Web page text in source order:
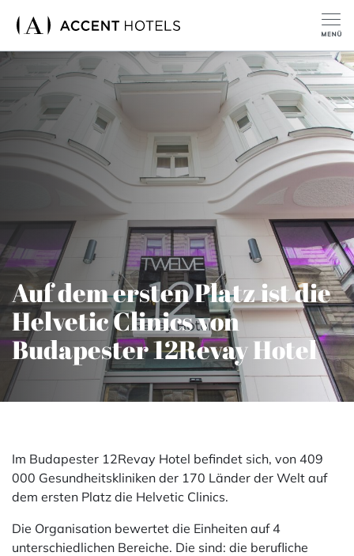
Auf dem ersten Platz ist die
Helvetic Clinics von
Budapester 12Revay Hotel
Im Budapester 12Revay Hotel befindet sich, von 409
000 Gesundheitskliniken der 170 Länder der Welt auf
dem ersten Platz die Helvetic Clinics.
Die Organisation bewertet die Einheiten auf 4
unterschiedlichen Bereiche. Die sind: die berufliche